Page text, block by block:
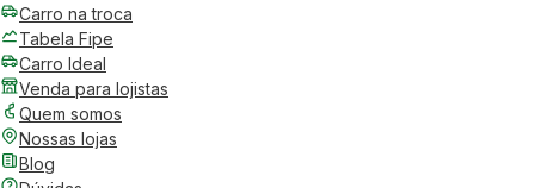
Carro na troca
Tabela Fipe
Carro Ideal
Venda para lojistas
Quem somos
Nossas lojas
Blog